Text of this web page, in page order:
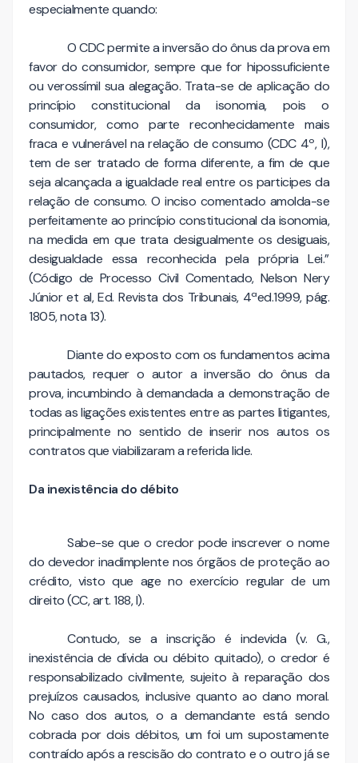
especialmente quando:
O CDC permite a inversão do ônus da prova em
favor do consumidor, sempre que for hipossuficiente
ou verossímil sua alegação. Trata-se de aplicação do
princípio constitucional da isonomia, pois o
consumidor, como parte reconhecidamente mais
fraca e vulnerável na relação de consumo (CDC 4º, I),
tem de ser tratado de forma diferente, a fim de que
seja alcançada a igualdade real entre os participes da
relação de consumo. O inciso comentado amolda-se
perfeitamente ao princípio constitucional da isonomia,
na medida em que trata desigualmente os desiguais,
desigualdade essa reconhecida pela própria Lei.”
(Código de Processo Civil Comentado, Nelson Nery
Júnior et al, Ed. Revista dos Tribunais, 4ªed.1999, pág.
1805, nota 13).
Diante do exposto com os fundamentos acima
pautados, requer o autor a inversão do ônus da
prova, incumbindo à demandada a demonstração de
todas as ligações existentes entre as partes litigantes,
principalmente no sentido de inserir nos autos os
contratos que viabilizaram a referida lide.
Da inexistência do débito
Sabe-se que o credor pode inscrever o nome
do devedor inadimplente nos órgãos de proteção ao
crédito, visto que age no exercício regular de um
direito (CC, art. 188, I).
Contudo, se a inscrição é indevida (v. G.,
inexistência de dívida ou débito quitado), o credor é
responsabilizado civilmente, sujeito à reparação dos
prejuízos causados, inclusive quanto ao dano moral.
No caso dos autos, o a demandante está sendo
cobrada por dois débitos, um foi um supostamente
contraído após a rescisão do contrato e o outro já se